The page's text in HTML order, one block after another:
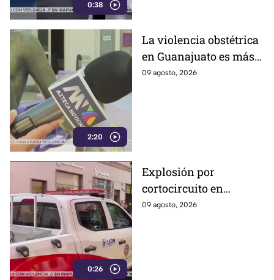
0:38
2:20
La violencia obstétrica
en Guanajuato es más
común de lo que cree y
09 agosto, 2026
0:26
Explosión por
cortocircuito en
registro subterráneo
09 agosto, 2026